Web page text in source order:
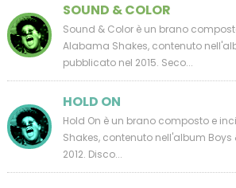
SOUND & COLOR
Sound & Color è un brano
Alabama Shakes, contenuto
pubblicato nel 2015. Seco...
HOLD ON
Hold On è un brano composto e
Shakes, contenuto nell'album
2012. Disco...